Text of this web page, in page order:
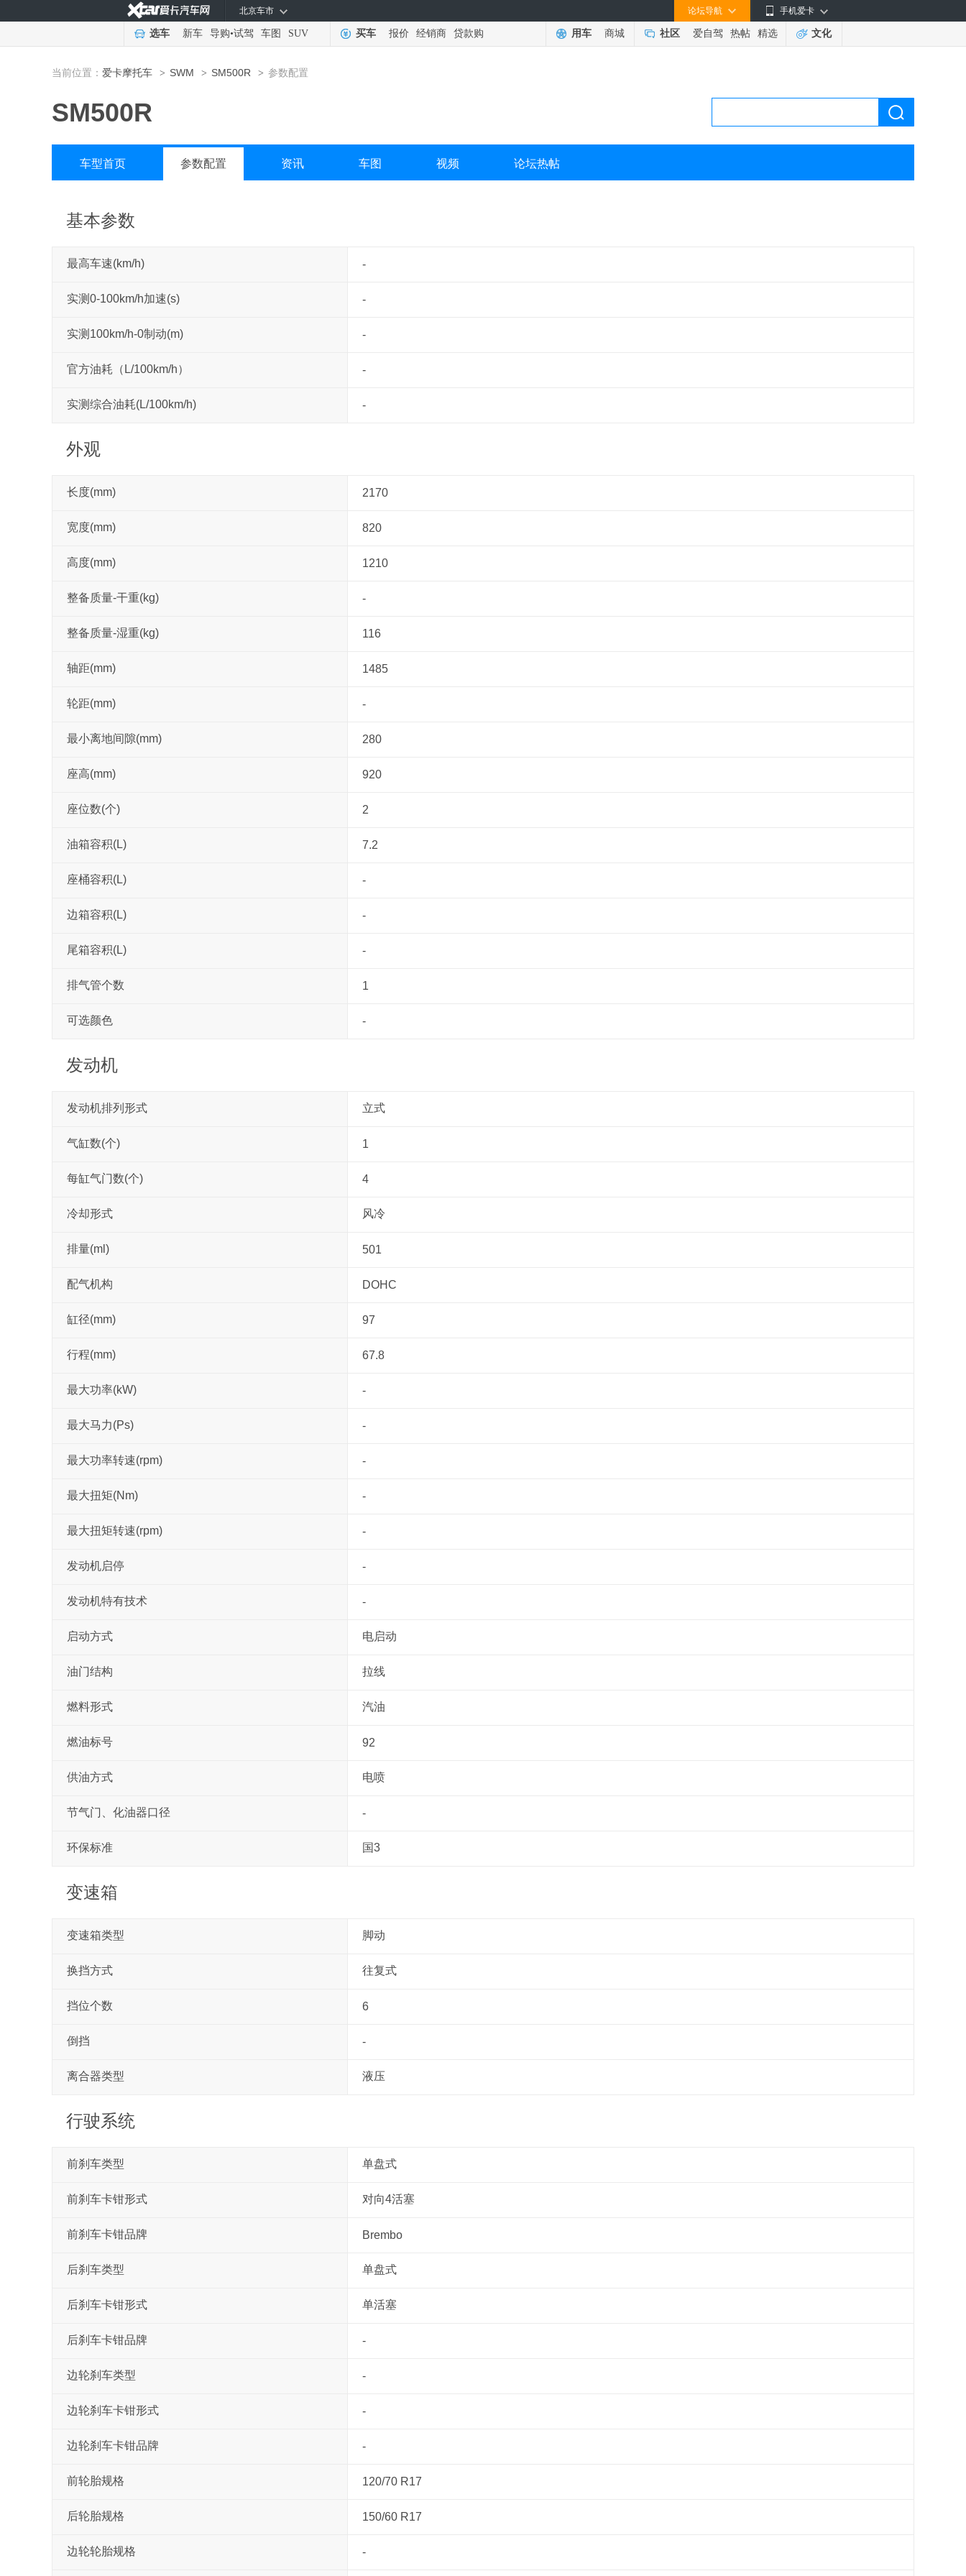
手机爱卡
论坛导航
北京车市
选车 新车 导购•试驾 车图 SUV 买车 报价 经销商 贷款购 用车 商城 社区 爱自驾 热帖 精选 文化
当前位置： 爱卡摩托车 > SWM > SM500R > 参数配置
SM500R
车型首页 参数配置 资讯 车图 视频 论坛热帖
基本参数
最高车速(km/h) -
实测0-100km/h加速(s) -
实测100km/h-0制动(m) -
官方油耗（L/100km/h） -
实测综合油耗(L/100km/h) -
外观
长度(mm) 2170
宽度(mm) 820
高度(mm) 1210
整备质量-干重(kg) -
整备质量-湿重(kg) 116
轴距(mm) 1485
轮距(mm) -
最小离地间隙(mm) 280
座高(mm) 920
座位数(个) 2
油箱容积(L) 7.2
座桶容积(L) -
边箱容积(L) -
尾箱容积(L) -
排气管个数 1
可选颜色 -
发动机
发动机排列形式 立式
气缸数(个) 1
每缸气门数(个) 4
冷却形式 风冷
排量(ml) 501
配气机构 DOHC
缸径(mm) 97
行程(mm) 67.8
最大功率(kW) -
最大马力(Ps) -
最大功率转速(rpm) -
最大扭矩(Nm) -
最大扭矩转速(rpm) -
发动机启停 -
发动机特有技术 -
启动方式 电启动
油门结构 拉线
燃料形式 汽油
燃油标号 92
供油方式 电喷
节气门、化油器口径 -
环保标准 国3
变速箱
变速箱类型 脚动
换挡方式 往复式
挡位个数 6
倒挡 -
离合器类型 液压
行驶系统
前刹车类型 单盘式
前刹车卡钳形式 对向4活塞
前刹车卡钳品牌 Brembo
后刹车类型 单盘式
后刹车卡钳形式 单活塞
后刹车卡钳品牌 -
边轮刹车类型 -
边轮刹车卡钳形式 -
边轮刹车卡钳品牌 -
前轮胎规格 120/70 R17
后轮胎规格 150/60 R17
边轮轮胎规格 -